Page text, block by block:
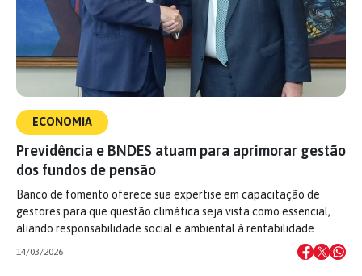
ECONOMIA
Previdência e BNDES atuam para aprimorar gestão
dos fundos de pensão
Banco de fomento oferece sua expertise em capacitação de
gestores para que questão climática seja vista como essencial,
aliando responsabilidade social e ambiental à rentabilidade
14/03/2026